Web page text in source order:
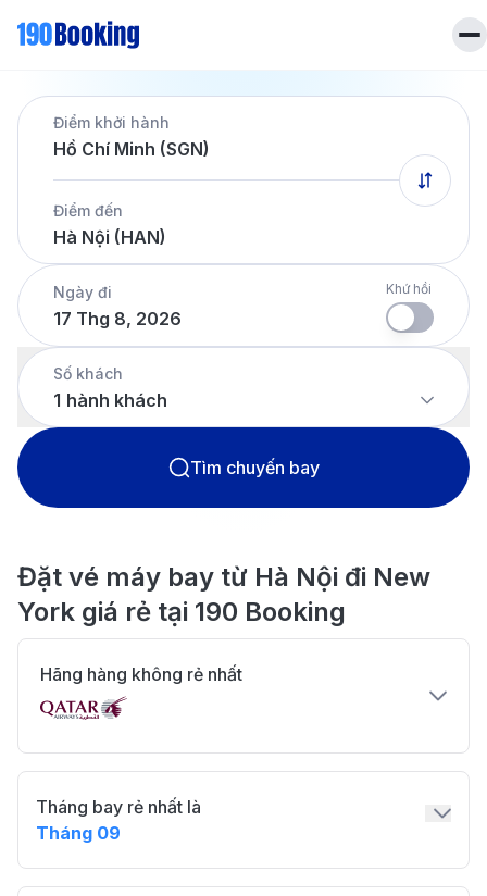
Trang chủ
Vé máy bay
Dịch vụ
Khách sạn
Tin tứcLiên hệ
Hotline
028 7303 6167
Tiếng Việt
Điểm khởi hành
Hồ Chí Minh (SGN)
Điểm đến
Hà Nội (HAN)
Ngày đi
17 Thg 8, 2026
Khứ hồi
Số khách
1 hành khách
Tìm chuyến bay
Đặt vé máy bay từ Hà Nội đi New
York giá rẻ tại 190 Booking
Hãng hàng không rẻ nhất
Tháng bay rẻ nhất là
Tháng 09